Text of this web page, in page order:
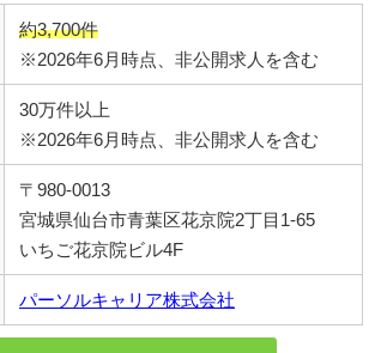
約3,700件
※2026年6月時点、非公開求人を含む
30万件以上
※2026年6月時点、非公開求人を含む
〒980-0013
宮城県仙台市青葉区花京院2丁目1-65
いちご花京院ビル4F
パーソルキャリア株式会社